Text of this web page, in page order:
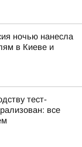
ночью нанесла
в Киеве и
тест-
все